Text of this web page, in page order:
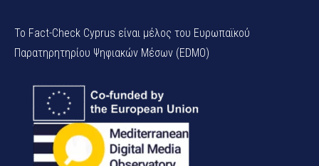
Το Fact-Check Cyprus είναι μέλος του Ευρωπαϊκού
Παρατηρητηρίου Ψηφιακών Μέσων (EDMO)